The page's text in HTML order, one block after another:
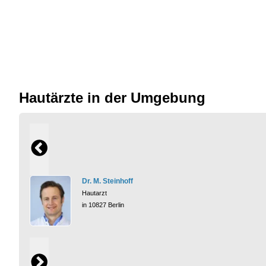
Hautärzte in der Umgebung
Dr. M. Steinhoff
Hautarzt
in 10827 Berlin